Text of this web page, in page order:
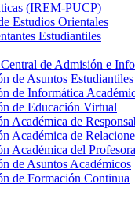
(IREM-PUCP)
Estudios Orientales
Estudiantiles
de Admisión e
de Asuntos Estudiantiles
de Informática
de Educación Virtual
Académica de
Académica de
Académica del
de Asuntos Académicos
de Formación Continua